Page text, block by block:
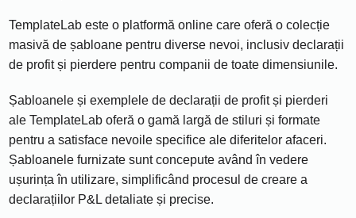
TemplateLab este o platformă online care oferă o colecție
masivă de șabloane pentru diverse nevoi, inclusiv declarații
de profit și pierdere pentru companii de toate dimensiunile.
Șabloanele și exemplele de declarații de profit și pierderi
ale TemplateLab oferă o gamă largă de stiluri și formate
pentru a satisface nevoile specifice ale diferitelor afaceri.
Șabloanele furnizate sunt concepute având în vedere
ușurința în utilizare, simplificând procesul de creare a
declarațiilor P&L detaliate și precise.